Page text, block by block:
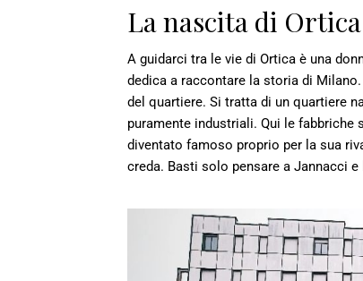
La nascita di Ortica
A guidarci tra le vie di Ortica è una
dedica a raccontare la storia di
del quartiere. Si tratta di un quartiere
puramente industriali. Qui le fabbriche
diventato famoso proprio per la sua
creda. Basti solo pensare a Jannacci